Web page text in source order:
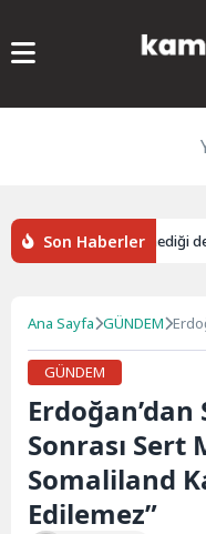
Son Haberler
Gözümüzün görmediği
Ana Sayfa GÜNDEM
GÜNDEM
Sonrası Sert
Somaliland
Edilemez”